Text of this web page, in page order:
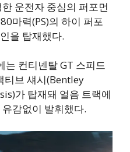
운전자 중심의 퍼포먼
마력(PS)의 하이 퍼포
을 탑재했다.
는 컨티넨탈 GT 스피드
티브 섀시(Bentley
가 탑재돼 얼음 트랙에
감없이 발휘했다.